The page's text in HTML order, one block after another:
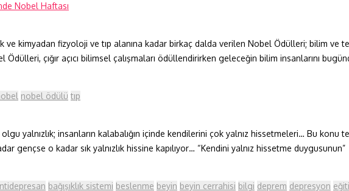
kimyadan fizyoloji ve tıp alanına kadar birkaç dalda verilen Nobel Ödülleri; bilim ve
çığır açıcı bilimsel çalışmaları ödüllendirirken geleceğin bilim insanlarını
nobel ödülü tıp
yalnızlık; insanların kalabalığın içinde kendilerini çok yalnız hissetmeleri… Bu
gençse o kadar sık yalnızlık hissine kapılıyor… “Kendini yalnız hissetme
bağışıklık sistemi beslenme beyin beyin cerrahisi bilgi deprem depresyon